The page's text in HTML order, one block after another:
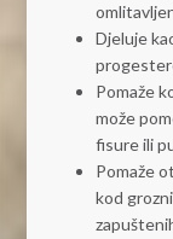
Djeluje
Pomaže
može
fisure ili
Pomaže
kod